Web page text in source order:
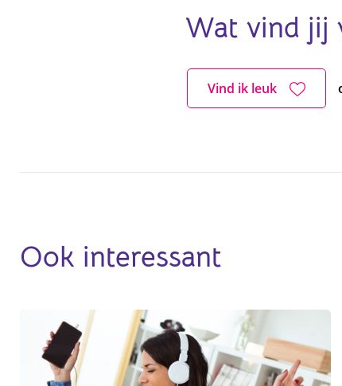
Wat vind jij
Vind ik leuk
Ook interessant